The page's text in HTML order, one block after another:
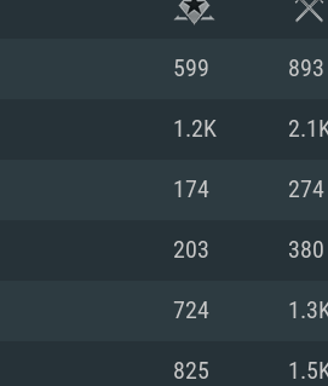
599 893
1.2K
174 274
203 380
724
825